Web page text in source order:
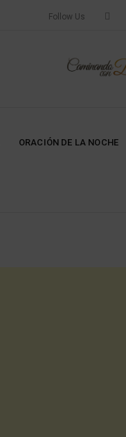
Follow Us
ORACIÓN DE LA NOCHE